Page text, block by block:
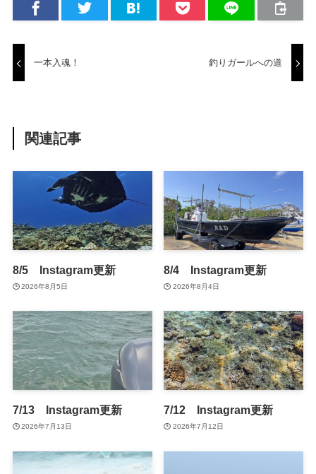
一本入魂！ 釣りガールへの道
関連記事
8/5 Instagram更新
2026年8月5日
8/4 Instagram更新
2026年8月4日
7/13 Instagram更新
2026年7月13日
7/12 Instagram更新
2026年7月12日